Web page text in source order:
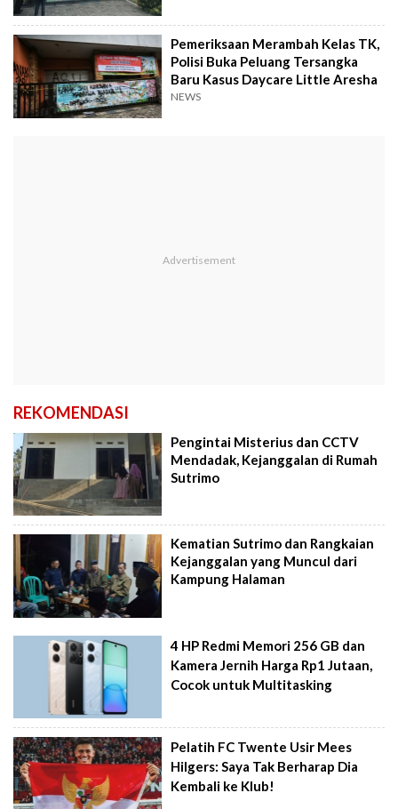
Pemeriksaan Merambah Kelas TK,
Polisi Buka Peluang Tersangka
Baru Kasus Daycare Little Aresha
NEWS
REKOMENDASI
Pengintai Misterius dan CCTV
Mendadak, Kejanggalan di Rumah
Sutrimo
Kematian Sutrimo dan Rangkaian
Kejanggalan yang Muncul dari
Kampung Halaman
4 HP Redmi Memori 256 GB dan
Kamera Jernih Harga Rp1 Jutaan,
Cocok untuk Multitasking
Pelatih FC Twente Usir Mees
Hilgers: Saya Tak Berharap Dia
Kembali ke Klub!